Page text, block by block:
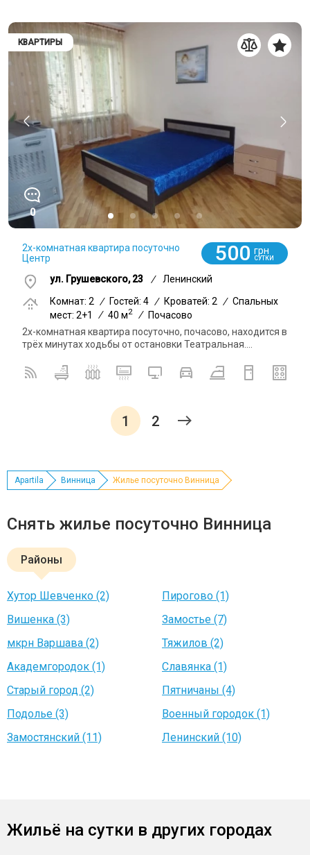
КВАРТИРЫ
0
2х-комнатная квартира посуточно
Центр
500 грн
СУТКИ
ул. Грушевского, 23 /
Ленинский
Комнат: 2
/ Гостей: 4 / Кроватей: 2 / Спальных
мест: 2+1
/ 40 м2 / Почасово
2х-комнатная квартира посуточно, почасово, находится в
трёх минутах ходьбы от остановки Театральная....
1 2
Apartila Винница Жилье посуточно Винница
Снять жилье посуточно Винница
Районы
Хутор Шевченко (2)
Пирогово (1)
Вишенка (3)
Замостье (7)
мкрн Варшава (2)
Тяжилов (2)
Академгородок (1)
Славянка (1)
Старый город (2)
Пятничаны (4)
Подолье (3)
Военный городок (1)
Замостянский (11)
Ленинский (10)
Жильё на сутки в других городах